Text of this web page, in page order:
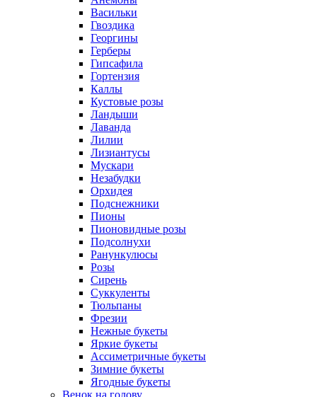
Васильки
Гвоздика
Георгины
Герберы
Гипсафила
Гортензия
Каллы
Кустовые розы
Ландыши
Лаванда
Лилии
Лизиантусы
Мускари
Незабудки
Орхидея
Подснежники
Пионы
Пионовидные розы
Подсолнухи
Ранункулюсы
Розы
Сирень
Суккуленты
Тюльпаны
Фрезии
Нежные букеты
Яркие букеты
Ассиметричные букеты
Зимние букеты
Ягодные букеты
Венок на голову